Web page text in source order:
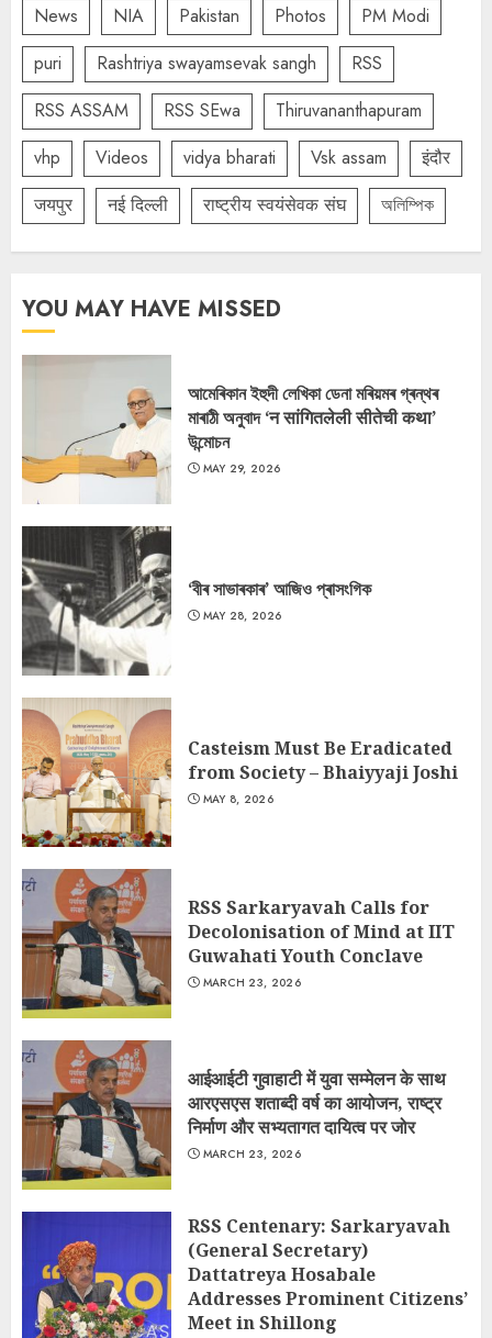
News
NIA Pakistan Photos
PM Modi
puri
Rashtriya swayamsevak sangh
RSS
RSS ASSAM
RSS SEwa
Thiruvananthapuram
vhp
Videos vidya bharati Vsk assam
इंदौर
जयपुर
नई दिल्ली राष्ट्रीय स्वयंसेवक संघ অলিম্পিক
YOU MAY HAVE MISSED
আমেৰিকান ইহুদী লেখিকা ডেনা মৰিয়মৰ গ্ৰন্থৰ
মাৰাঠী অনুবাদ ‘न सांगितलेली सीतेची कथा’
উন্মোচন
MAY 29, 2026
‘বীৰ সাভাৰকাৰ’ আজিও প্ৰাসংগিক
MAY 28, 2026
Casteism Must Be Eradicated
from Society – Bhaiyyaji Joshi
MAY 8, 2026
RSS Sarkaryavah Calls for
Decolonisation of Mind at IIT
Guwahati Youth Conclave
MARCH 23, 2026
आईआईटी गुवाहाटी में युवा सम्मेलन के साथ
आरएसएस शताब्दी वर्ष का आयोजन, राष्ट्र
निर्माण और सभ्यतागत दायित्व पर जोर
MARCH 23, 2026
RSS Centenary: Sarkaryavah
(General Secretary)
Dattatreya Hosabale
Addresses Prominent Citizens’
Meet in Shillong